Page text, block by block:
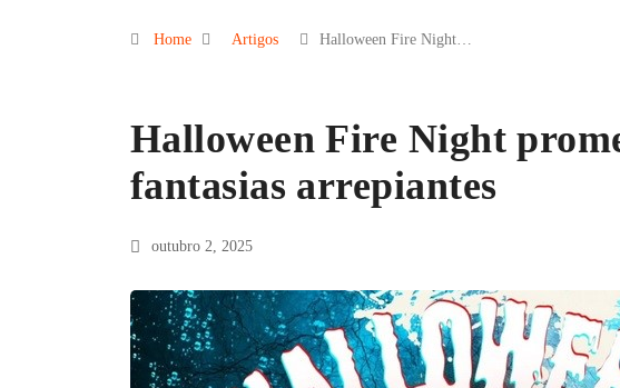
Home Artigos Halloween Fire Night…
Halloween Fire Night
fantasias arrepiantes
outubro 2, 2025